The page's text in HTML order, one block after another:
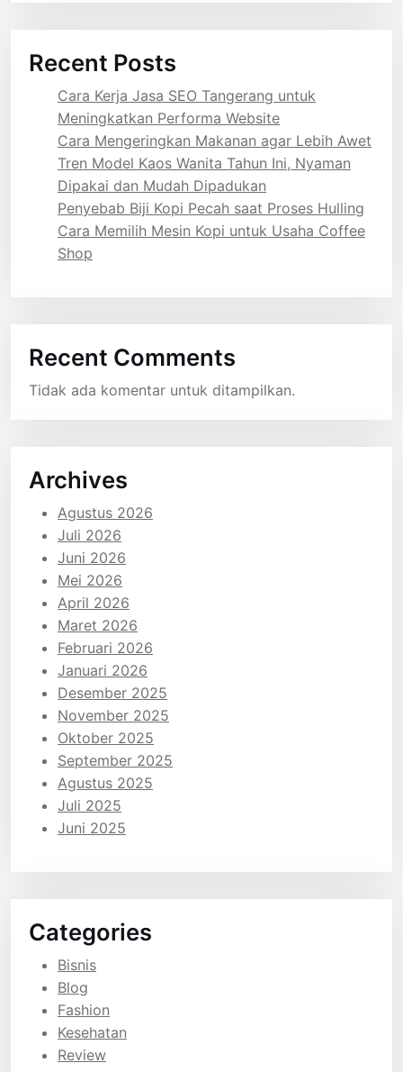
Recent Posts
Cara Kerja Jasa SEO Tangerang untuk
Meningkatkan Performa Website
Cara Mengeringkan Makanan agar Lebih Awet
Tren Model Kaos Wanita Tahun Ini, Nyaman
Dipakai dan Mudah Dipadukan
Penyebab Biji Kopi Pecah saat Proses Hulling
Cara Memilih Mesin Kopi untuk Usaha Coffee
Shop
Recent Comments
Tidak ada komentar untuk ditampilkan.
Archives
Agustus 2026
Juli 2026
Juni 2026
Mei 2026
April 2026
Maret 2026
Februari 2026
Januari 2026
Desember 2025
November 2025
Oktober 2025
September 2025
Agustus 2025
Juli 2025
Juni 2025
Categories
Bisnis
Blog
Fashion
Kesehatan
Review